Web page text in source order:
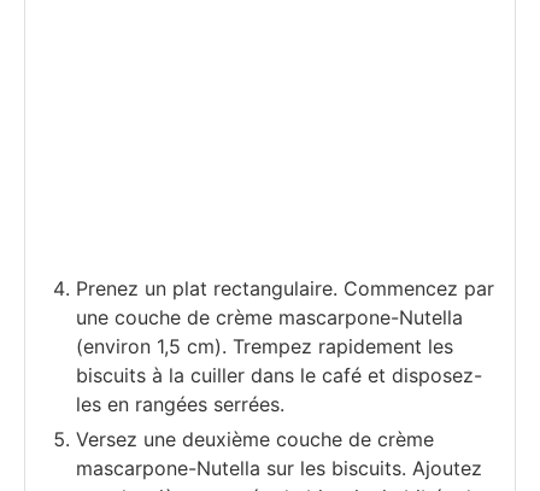
Prenez un plat rectangulaire. Commencez par
une couche de crème mascarpone-Nutella
(environ 1,5 cm). Trempez rapidement les
biscuits à la cuiller dans le café et disposez-
les en rangées serrées.
Versez une deuxième couche de crème
mascarpone-Nutella sur les biscuits. Ajoutez